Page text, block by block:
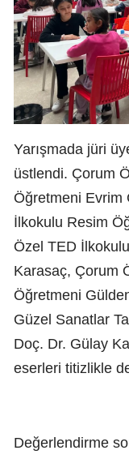
Yarışmada jüri
üstlendi. Çorum
Öğretmeni Evrim
İlkokulu Resim
Özel TED
Karasaç, Çorum
Öğretmeni
Güzel Sanatlar
Doç. Dr. Gülay
eserleri titizlikle
Değerlendirme